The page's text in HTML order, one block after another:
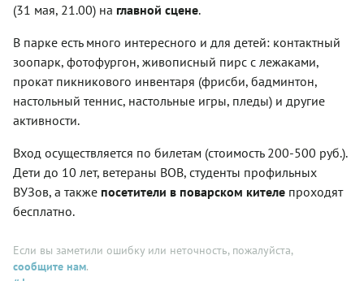
(31 мая, 21.00) на главной сцене.
В парке есть много интересного и для детей: контактный
зоопарк, фотофургон, живописный пирс с лежаками,
прокат пикникового инвентаря (фрисби, бадминтон,
настольный теннис, настольные игры, пледы) и другие
активности.
Вход осуществляется по билетам (стоимость 200-500 руб.).
Дети до 10 лет, ветераны ВОВ, студенты профильных
ВУЗов, а также посетители в поварском кителе проходят
бесплатно.
Если вы заметили ошибку или неточность, пожалуйста,
сообщите нам.